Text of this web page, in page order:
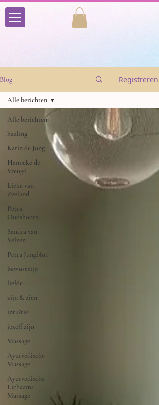
Blog Registreren
Alle berichten
healing
Karin de Jong
Hanneke de
Vreugd
Lieke van
Zeeland
Petra
Oudshoorn
Sandra van
Velzen
Petra Jungblut
bewustzijn
liefde
zijn & zien
intuïtie
jezelf zijn
Massage
Ayurvedische
Massage
Ayurvedische
Lichaams
Massage
Alle berichten